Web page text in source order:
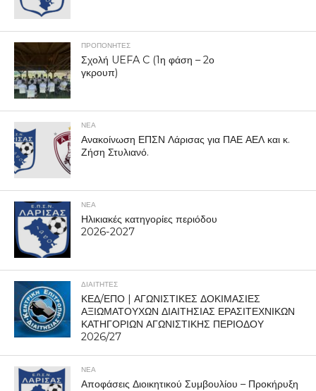
ΠΡΟΠΟΝΗΤΈΣ
Σχολή UEFA C (1η φάση – 2ο
γκρουπ)
ΝΕΑ
Ανακοίνωση ΕΠΣΝ Λάρισας για ΠΑΕ ΑΕΛ και κ.
Ζήση Στυλιανό.
ΝΕΑ
Ηλικιακές κατηγορίες περιόδου
2026-2027
ΔΙΑΙΤΗΤΕΣ
ΚΕΔ/ΕΠΟ | ΑΓΩΝΙΣΤΙΚΕΣ ΔΟΚΙΜΑΣΙΕΣ
ΑΞΙΩΜΑΤΟΥΧΩΝ ΔΙΑΙΤΗΣΙΑΣ ΕΡΑΣΙΤΕΧΝΙΚΩΝ
ΚΑΤΗΓΟΡΙΩΝ ΑΓΩΝΙΣΤΙΚΗΣ ΠΕΡΙΟΔΟΥ
2026/27
ΝΕΑ
Αποφάσεις Διοικητικού Συμβουλίου – Προκήρυξη